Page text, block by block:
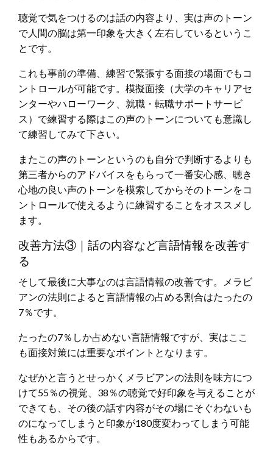
聴覚で気をつけるのは話の内容より、実は声のトーン
で人間の脳は第一印象を大きく左右しているというこ
とです。
これも事前の準備、練習で緊張する面接の場面でもコ
ントロールが可能です。模擬面接（大学のキャリアセ
ンターやハローワーク、就職・転職サポートサービ
ス）で練習する際はこの声のトーンについても意識し
て練習してみて下さい。
またこの声のトーンというのも自分で判断するよりも
第三者からのアドバイスをもらって一番安心感、聴き
心地の良い声のトーンを模索してからそのトーンをコ
ントロールで使えるように練習することをオススメし
ます。
改善方法③｜話の内容など言語情報を改善す
る
そして最後に大事なのは言語情報の改善です。メラビ
アンの法則によると言語情報の占める割合はたったの
7％です。
たったの7％しか占めない言語情報ですが、実はここ
も面接対策には重要なポイントとなります。
なぜかと言うとせっかくメラビアンの法則を味方につ
けて55％の視覚、38％の聴覚で好印象を与えることが
できても、その後の話す内容がその場にそぐわないも
のになってしまうと印象が180度変わってしまう可能
性もあるからです。